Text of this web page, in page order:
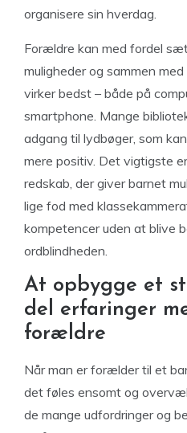
organisere sin hverdag.
Forældre kan med fordel
muligheder og sammen
virker bedst – både på
smartphone. Mange
adgang til lydbøger, som
mere positiv. Det vigtigste
redskab, der giver barnet
lige fod med
kompetencer uden at blive
ordblindheden.
At opbygge et
del erfaringer
forældre
Når man er forælder til et
det føles ensomt og
de mange udfordringer og